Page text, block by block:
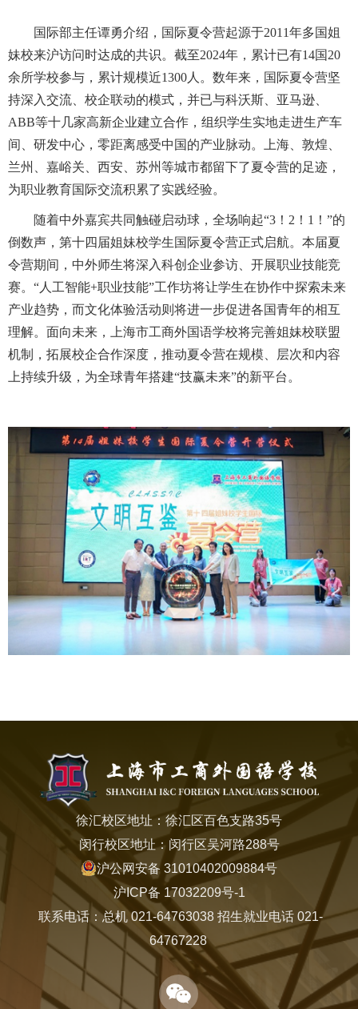
国际部主任谭勇介绍，国际夏令营起源于2011年多国姐
妹校来沪访问时达成的共识。截至2024年，累计已有14国 20
余所学校参与，累计规模近1300 人。数年来，国际夏令营坚
持深入交流、校企联动的模式，并已与科沃斯、亚马逊、
ABB等十几家高新企业建立合作，组织学生实地走进生产车
间、研发中心，零距离感受中国的产业脉动。上海、敦煌、
兰州、嘉峪关、西安、苏州等城市都留下了夏令营的足迹，
为职业教育国际交流积累了实践经验。
随着中外嘉宾共同触碰启动球，全场响起“3 ！ 2 ！ 1 ！”的
倒数声，第十四届姐妹校学生国际夏令营正式启航。本届夏
令营期间，中外师生将深入科创企业参访、开展职业技能竞
赛。“人工智能+职业技能”工作坊将让学生在协作中探索未来
产业趋势，而文化体验活动则将进一步促进各国青年的相互
理解。面向未来，上海市工商外国语学校将完善姐妹校联盟
机制，拓展校企合作深度，推动夏令营在规模、层次和内容
上持续升级，为全球青年搭建“技赢未来”的新平台。
徐汇校区地址：徐汇区百色支路35号
闵行校区地址：闵行区吴河路288号
沪公网安备 31010402009884号
沪ICP备 17032209号-1
联系电话：总机 021-64763038 招生就业电话 021-
64767228